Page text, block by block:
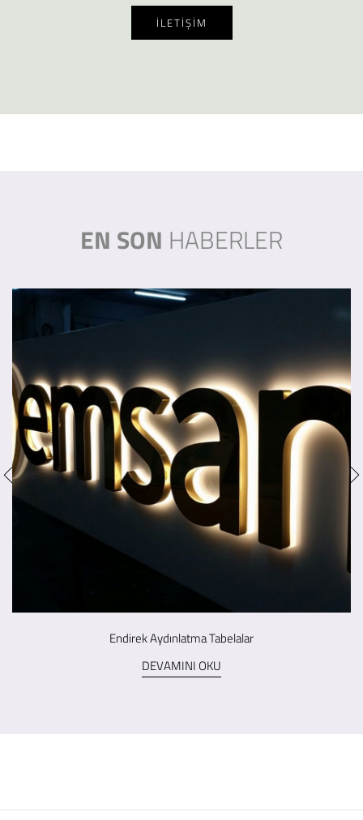
İLETİŞİM
EN SON HABERLER
Endirek Aydınlatma Tabelalar
DEVAMINI OKU